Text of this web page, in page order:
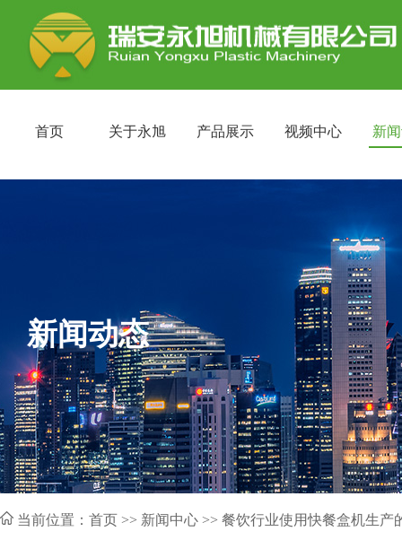
首页 关于永旭 产品展示 视频中心 新
新闻动态
当前位置： 首页 >> 新闻中心 >> 餐饮行业使用快餐盒机生产